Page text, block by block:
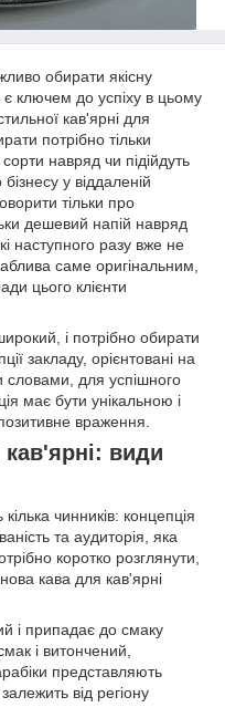
обирати якісну
є ключем до успіху в цьому
кав'ярні для
потрібно тільки
навряд чи підійдуть
у віддаленій
тільки про
дешевий напій навряд
наступного разу вже не
саме оригінальним,
цього клієнти
і потрібно обирати
закладу, орієнтовані на
словами, для успішного
має бути унікальною і
враження.
види
чинників: концепція
та аудиторія, яка
коротко розглянути,
кава для кав'ярні
і припадає до смаку
і витончений,
представляють
від регіону